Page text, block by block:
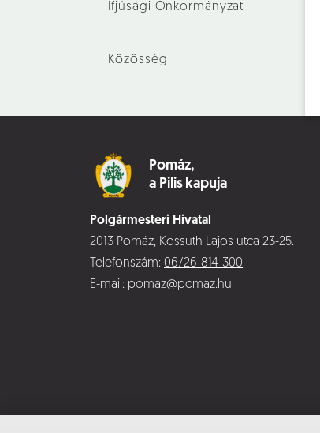
Ifjúsági Önkormányzat
Közösség
Pomáz,
a Pilis kapuja
Polgármesteri Hivatal
2013 Pomáz, Kossuth Lajos utca 23-25.
Telefonszám: 06/26-814-300
E-mail: pomaz@pomaz.hu